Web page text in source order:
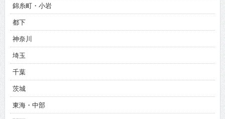
錦糸町・小岩
都下
神奈川
埼玉
千葉
茨城
東海・中部